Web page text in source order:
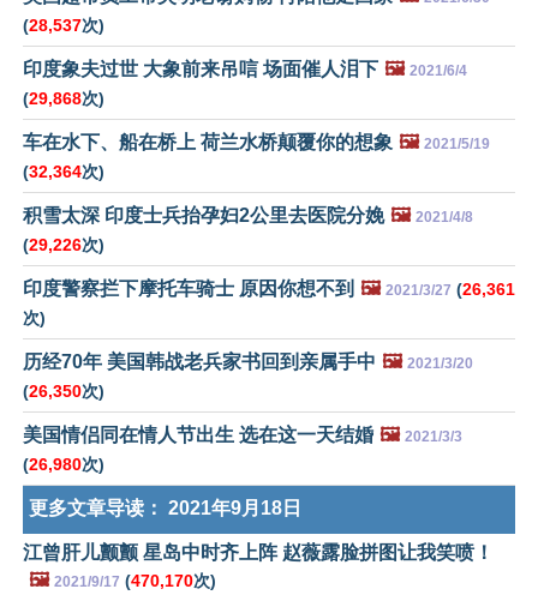
(28,537次)
印度象夫过世 大象前来吊唁 场面催人泪下 🖼️ 2021/6/4
(29,868次)
车在水下、船在桥上 荷兰水桥颠覆你的想象 🖼️ 2021/5/19
(32,364次)
积雪太深 印度士兵抬孕妇2公里去医院分娩 🖼️ 2021/4/8
(29,226次)
印度警察拦下摩托车骑士 原因你想不到 🖼️ 2021/3/27 (26,361
次)
历经70年 美国韩战老兵家书回到亲属手中 🖼️ 2021/3/20
(26,350次)
美国情侣同在情人节出生 选在这一天结婚 🖼️ 2021/3/3
(26,980次)
更多文章导读： 2021年9月18日
江曾肝儿颤颤 星岛中时齐上阵 赵薇露脸拼图让我笑喷！
🖼️ 2021/9/17 (470,170次)